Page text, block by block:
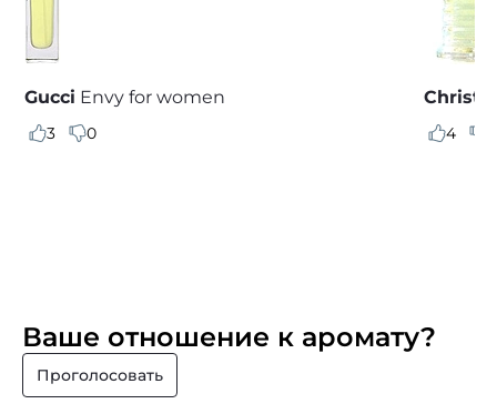
Gucci Envy for women
3 0 4
Ваше отношение к аромату?
Проголосовать